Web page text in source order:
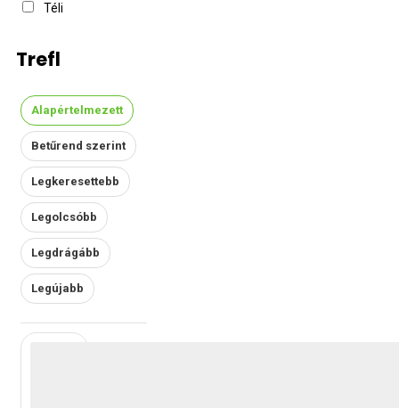
Téli
Trefl
Alapértelmezett
Betűrend szerint
Legkeresettebb
Legolcsóbb
Legdrágább
Legújabb